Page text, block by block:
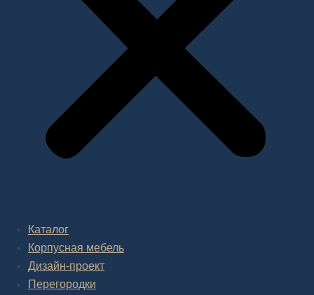
Каталог
Корпусная мебель
Дизайн-проект
Перегородки
В салоне мебели
есть и готовые товары, которые можем доставить уже сегодня, и
корпусная мебель на заказ, включая кухни.